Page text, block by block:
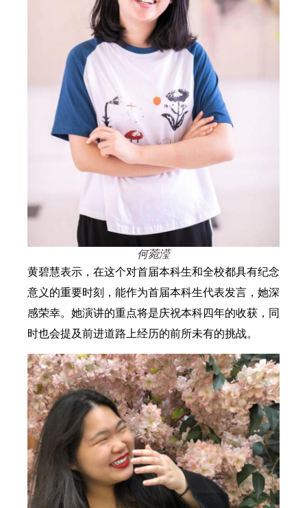
何菀滢
黄碧慧表示，在这个对首届本科生和全校都具有纪念
意义的重要时刻，能作为首届本科生代表发言，她深
感荣幸。她演讲的重点将是庆祝本科四年的收获，同
时也会提及前进道路上经历的前所未有的挑战。